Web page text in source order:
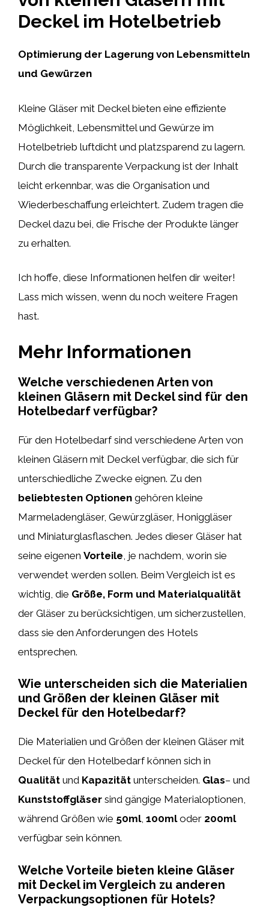
Deckel im Hotelbetrieb
Optimierung der Lagerung von Lebensmitteln
und Gewürzen
Kleine Gläser mit Deckel bieten eine effiziente
Möglichkeit, Lebensmittel und Gewürze im
Hotelbetrieb luftdicht und platzsparend zu lagern.
Durch die transparente Verpackung ist der Inhalt
leicht erkennbar, was die Organisation und
Wiederbeschaffung erleichtert. Zudem tragen die
Deckel dazu bei, die Frische der Produkte länger
zu erhalten.
Ich hoffe, diese Informationen helfen dir weiter!
Lass mich wissen, wenn du noch weitere Fragen
hast.
Mehr Informationen
Welche verschiedenen Arten von
kleinen Gläsern mit Deckel sind für den
Hotelbedarf verfügbar?
Für den Hotelbedarf sind verschiedene Arten von
kleinen Gläsern mit Deckel verfügbar, die sich für
unterschiedliche Zwecke eignen. Zu den
beliebtesten Optionen gehören kleine
Marmeladengläser, Gewürzgläser, Honiggläser
und Miniaturglasflaschen. Jedes dieser Gläser hat
seine eigenen Vorteile , je nachdem, worin sie
verwendet werden sollen. Beim Vergleich ist es
wichtig, die Größe, Form und Materialqualität
der Gläser zu berücksichtigen, um sicherzustellen,
dass sie den Anforderungen des Hotels
entsprechen.
Wie unterscheiden sich die Materialien
und Größen der kleinen Gläser mit
Deckel für den Hotelbedarf?
Die Materialien und Größen der kleinen Gläser mit
Deckel für den Hotelbedarf können sich in
Qualität und Kapazität unterscheiden. Glas– und
Kunststoffgläser sind gängige Materialoptionen,
während Größen wie 50ml, 100mloder 200ml
verfügbar sein können.
Welche Vorteile bieten kleine Gläser
mit Deckel im Vergleich zu anderen
Verpackungsoptionen für Hotels?